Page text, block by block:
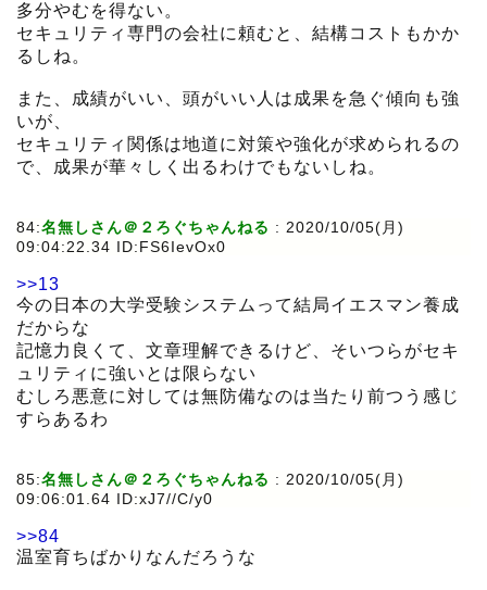
多分やむを得ない。
セキュリティ専門の会社に頼むと、結構コストもかか
るしね。
また、成績がいい、頭がいい人は成果を急ぐ傾向も強
いが、
セキュリティ関係は地道に対策や強化が求められるの
で、成果が華々しく出るわけでもないしね。
84:名無しさん＠２ろぐちゃんねる : 2020/10/05(月)
09:04:22.34 ID:FS6IevOx0
>>13
今の日本の大学受験システムって結局イエスマン養成
だからな
記憶力良くて、文章理解できるけど、そいつらがセキ
ュリティに強いとは限らない
むしろ悪意に対しては無防備なのは当たり前つう感じ
すらあるわ
85:名無しさん＠２ろぐちゃんねる : 2020/10/05(月)
09:06:01.64 ID:xJ7//C/y0
>>84
温室育ちばかりなんだろうな